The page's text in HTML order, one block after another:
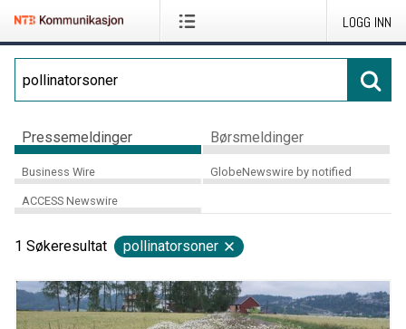
LOGG INN
Pressemeldinger Børsmeldinger
Business Wire GlobeNewswire by notified
ACCESS Newswire
1 Søkeresultat pollinatorsoner